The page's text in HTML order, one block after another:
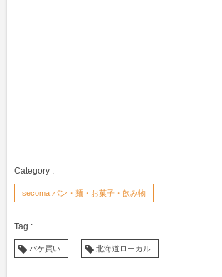
secoma パン・麺・お菓子・飲み物
パケ買い 北海道ローカル